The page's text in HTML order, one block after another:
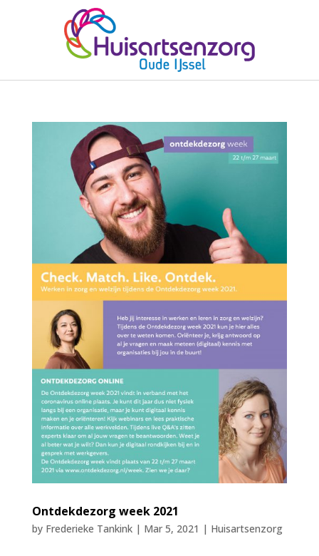
Ontdekdezorg week 2021
by Frederieke Tankink| Mar 5, 2021 | Huisartsenzorg